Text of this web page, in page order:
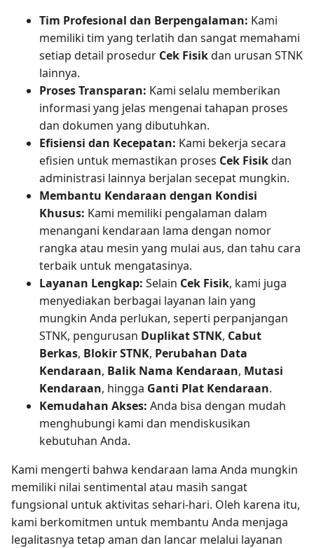
Tim Profesional dan Berpengalaman: Kami
memiliki tim yang terlatih dan sangat memahami
setiap detail prosedur Cek Fisikdan urusan STNK
lainnya.
Proses Transparan: Kami selalu memberikan
informasi yang jelas mengenai tahapan proses
dan dokumen yang dibutuhkan.
Efisiensi dan Kecepatan: Kami bekerja secara
efisien untuk memastikan proses Cek Fisikdan
administrasi lainnya berjalan secepat mungkin.
Membantu Kendaraan dengan Kondisi
Khusus: Kami memiliki pengalaman dalam
menangani kendaraan lama dengan nomor
rangka atau mesin yang mulai aus, dan tahu cara
terbaik untuk mengatasinya.
Layanan Lengkap: Selain Cek Fisik, kami juga
menyediakan berbagai layanan lain yang
mungkin Anda perlukan, seperti perpanjangan
STNK, pengurusan Duplikat STNK, Cabut
Berkas, Blokir STNK, Perubahan Data
Kendaraan, Balik Nama Kendaraan, Mutasi
Kendaraan, hingga Ganti Plat Kendaraan.
Kemudahan Akses: Anda bisa dengan mudah
menghubungi kami dan mendiskusikan
kebutuhan Anda.
Kami mengerti bahwa kendaraan lama Anda mungkin
memiliki nilai sentimental atau masih sangat
fungsional untuk aktivitas sehari-hari. Oleh karena itu,
kami berkomitmen untuk membantu Anda menjaga
legalitasnya tetap aman dan lancar melalui layanan